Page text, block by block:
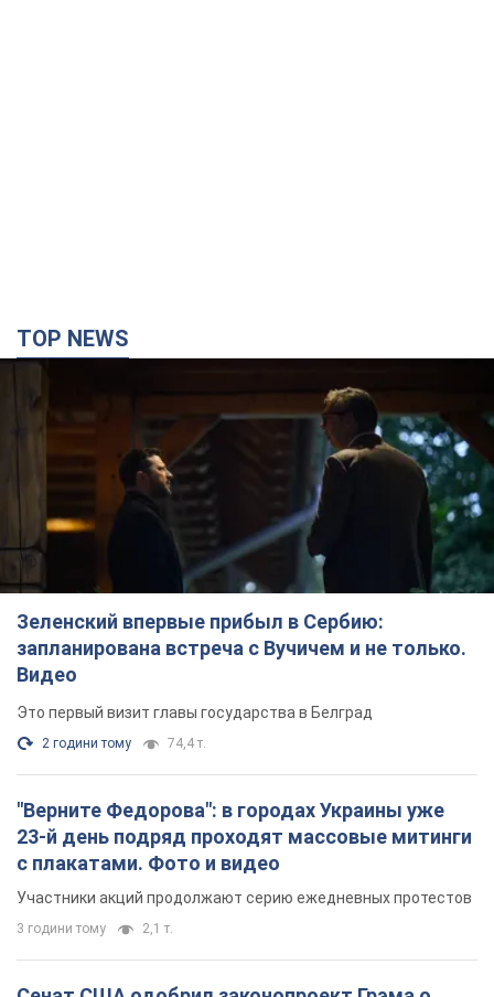
Зеленский впервые прибыл в Сербию:
запланирована встреча с Вучичем и не только.
Видео
Это первый визит главы государства в Белград
2 години тому
"Верните Федорова": в городах Украины уже
23-й день подряд проходят массовые митинги
с плакатами. Фото и видео
Участники акций продолжают серию ежедневных протестов
3 години тому 2,1 т.
Сенат США одобрил законопроект Грэма о
санкциях против России: что дальше
Документ предусматривает новые экономические
ограничения